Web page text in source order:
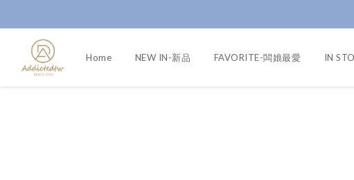
Home NEW IN-新品 FAVORITE-闆娘最愛 IN